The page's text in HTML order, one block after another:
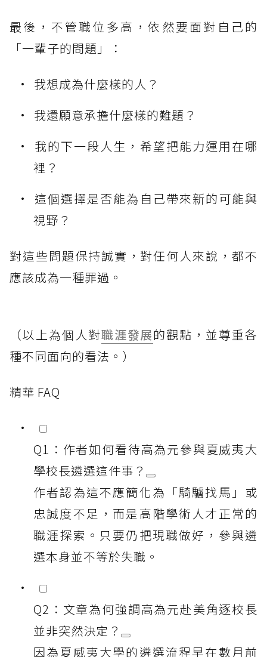
最後，不管職位多高，依然要面對自己的
「一輩子的問題」：
我想成為什麼樣的人？
我還願意承擔什麼樣的難題？
我的下一段人生，希望把能力運用在哪
裡？
這個選擇是否能為自己帶來新的可能與
視野？
對這些問題保持誠實，對任何人來說，都不
應該成為一種罪過。
（以上為個人對職涯發展的觀點，並尊重各
種不同面向的看法。）
精華 FAQ
Q1：作者如何看待高為元參與夏威夷大
學校長遴選這件事？
作者認為這不應簡化為「騎驢找馬」或
忠誠度不足，而是高階學術人才正常的
職涯探索。只要仍把現職做好，參與遴
選本身並不等於失職。
Q2：文章為何強調高為元赴美角逐校長
並非突然決定？
因為夏威夷大學的遴選流程早在數月前